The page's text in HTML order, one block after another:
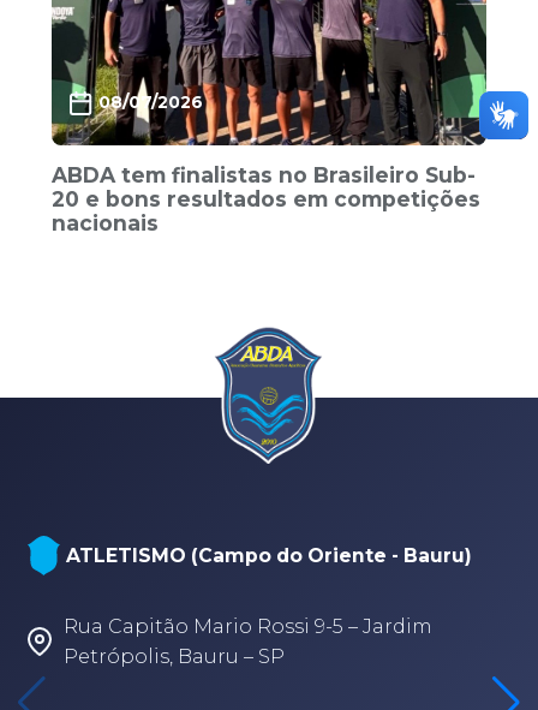
08/07/2026
ABDA tem finalistas no Brasileiro Sub-
20 e bons resultados em competições
nacionais
ATLETISMO (Campo do Oriente - Bauru)
Rua Capitão Mario Rossi 9-5 – Jardim
Petrópolis, Bauru – SP